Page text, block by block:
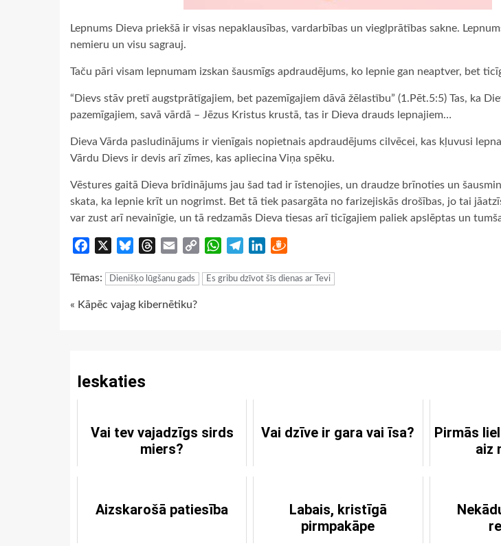
Lepnums Dieva priekšā ir visas nepaklausības, vardarbības un vieglprātības sakne.
nemieru un visu sagrauj.
Taču pāri visam lepnumam izskan šausmīgs apdraudējums, ko lepnie gan neaptver, bet
“Dievs stāv pretī augstprātīgajiem, bet pazemīgajiem dāvā žēlastību” (1.Pēt.5:5) Tas, ka
pazemīgajiem, savā vārdā – Jēzus Kristus krustā, tas ir Dieva drauds lepnajiem…
Dieva Vārda pasludinājums ir vienīgais nopietnais apdraudējums cilvēcei, kas kļuvusi
Vārdu Dievs ir devis arī zīmes, kas apliecina Viņa spēku.
Vēstures gaitā Dieva brīdinājums jau šad tad ir īstenojies, un draudze brīnoties un
skata, ka lepnie krīt un nogrimst. Bet tā tiek pasargāta no farizejiskās drošības, jo tai
var zust arī nevainīgie, un tā redzamās Dieva tiesas arī ticīgajiem paliek apslēptas un
Facebook BlueskyThreads
Email
Copy
WhatsApp
TelegramLinkedIn
Tēmas: Dienišķo lūgšanu gads Es gribu dzīvot šīs dienas ar Tevi
Continue
« Kāpēc vajag kibernētiku?
Ieskaties
Vai tev vajadzīgs sirds
miers?
Vai dzīve ir gara vai īsa?
Pirmās
aiz
Aizskarošā patiesība
Labais, kristīgā
pirmpakāpe